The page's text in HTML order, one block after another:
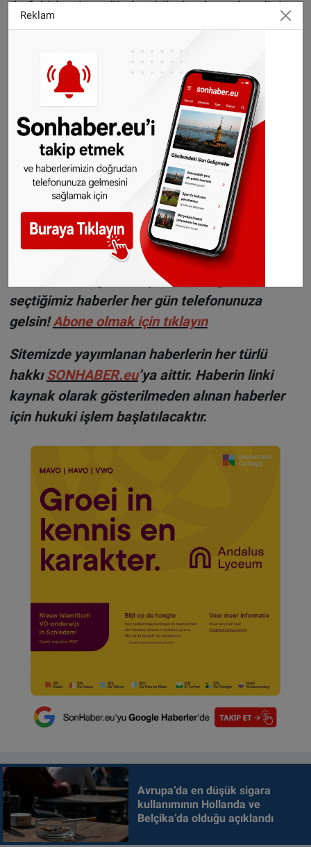
da fakirleştireceği eleştirilerine karşı kendini
"Amacımız insanları yoksulluğa itmek değil, işe
yönlendirmek," şeklinde savunuyor. Bakan,
federal hükümetin gerekli adımları atmaması
durumunda, Flaman hükümetinin de kendi
yetkileri dahilinde harekete geçeceklerini
belirtiyor.
Haber: Halil Uygun
©Sonhaber.eu
aberlerimizi İnsta gram hesabımızdan
edebilirsiniz.
WhatsAppta ücretsiz bültenimize abone olun,
Hollanda ve diğer Avrupa ülkeleri gündeminden
seçtiğimiz haberler her gün telefonunuza
gelsin!Abone olmak için tıklayın
Sitemizde yayımlanan haberlerin her türlü
hakkıSONHABER.eu’ya aittir. Haberin linki
kaynak olarak gösterilmeden alınan haberler
için hukuki işlem başlatılacaktır.
Avrupa’da en düşük sigara
kullanımının Hollanda ve
Belçika’da olduğu açıklandı
Reklam